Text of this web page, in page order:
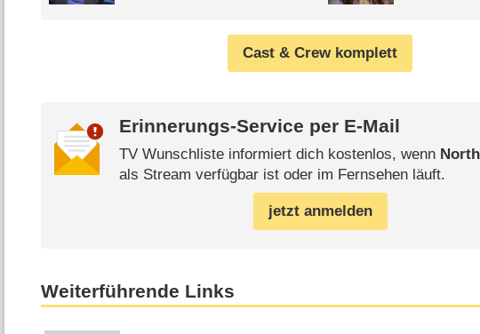
Cast & Crew komplett
Erinnerungs-Service per E-Mail
TV Wunschliste informiert dich kostenlos, wenn
als Stream verfügbar ist oder im Fernsehen läuft.
jetzt anmelden
Weiterführende Links